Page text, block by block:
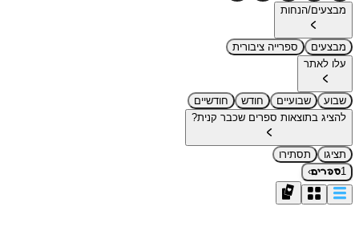
מבצעים/הנחות
מבצעים
ספרייה ציבורית
עלו לאתר
שבוע שבועיים חודש
חודשיים
להציג בתוצאות ספרים שכבר קנית?
תציגו
תסתירו
1ספרים›